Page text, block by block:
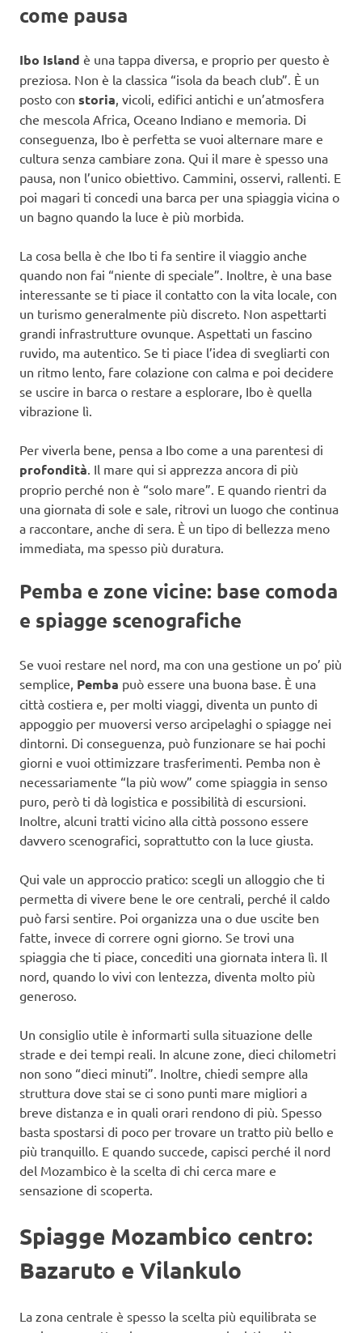
come pausa
Ibo Island è una tappa diversa, e proprio per questo è
preziosa. Non è la classica “isola da beach club”. È un
posto con storia, vicoli, edifici antichi e un’atmosfera
che mescola Africa, Oceano Indiano e memoria. Di
conseguenza, Ibo è perfetta se vuoi alternare mare e
cultura senza cambiare zona. Qui il mare è spesso una
pausa, non l’unico obiettivo. Cammini, osservi, rallenti. E
poi magari ti concedi una barca per una spiaggia vicina o
un bagno quando la luce è più morbida.
La cosa bella è che Ibo ti fa sentire il viaggio anche
quando non fai “niente di speciale”. Inoltre, è una base
interessante se ti piace il contatto con la vita locale, con
un turismo generalmente più discreto. Non aspettarti
grandi infrastrutture ovunque. Aspettati un fascino
ruvido, ma autentico. Se ti piace l’idea di svegliarti con
un ritmo lento, fare colazione con calma e poi decidere
se uscire in barca o restare a esplorare, Ibo è quella
vibrazione lì.
Per viverla bene, pensa a Ibo come a una parentesi di
profondità. Il mare qui si apprezza ancora di più
proprio perché non è “solo mare”. E quando rientri da
una giornata di sole e sale, ritrovi un luogo che continua
a raccontare, anche di sera. È un tipo di bellezza meno
immediata, ma spesso più duratura.
Pemba e zone vicine: base comoda
e spiagge scenografiche
Se vuoi restare nel nord, ma con una gestione un po’ più
semplice, Pemba può essere una buona base. È una
città costiera e, per molti viaggi, diventa un punto di
appoggio per muoversi verso arcipelaghi o spiagge nei
dintorni. Di conseguenza, può funzionare se hai pochi
giorni e vuoi ottimizzare trasferimenti. Pemba non è
necessariamente “la più wow” come spiaggia in senso
puro, però ti dà logistica e possibilità di escursioni.
Inoltre, alcuni tratti vicino alla città possono essere
davvero scenografici, soprattutto con la luce giusta.
Qui vale un approccio pratico: scegli un alloggio che ti
permetta di vivere bene le ore centrali, perché il caldo
può farsi sentire. Poi organizza una o due uscite ben
fatte, invece di correre ogni giorno. Se trovi una
spiaggia che ti piace, concediti una giornata intera lì. Il
nord, quando lo vivi con lentezza, diventa molto più
generoso.
Un consiglio utile è informarti sulla situazione delle
strade e dei tempi reali. In alcune zone, dieci chilometri
non sono “dieci minuti”. Inoltre, chiedi sempre alla
struttura dove stai se ci sono punti mare migliori a
breve distanza e in quali orari rendono di più. Spesso
basta spostarsi di poco per trovare un tratto più bello e
più tranquillo. E quando succede, capisci perché il nord
del Mozambico è la scelta di chi cerca mare e
sensazione di scoperta.
Spiagge Mozambico centro:
Bazaruto e Vilankulo
La zona centrale è spesso la scelta più equilibrata se